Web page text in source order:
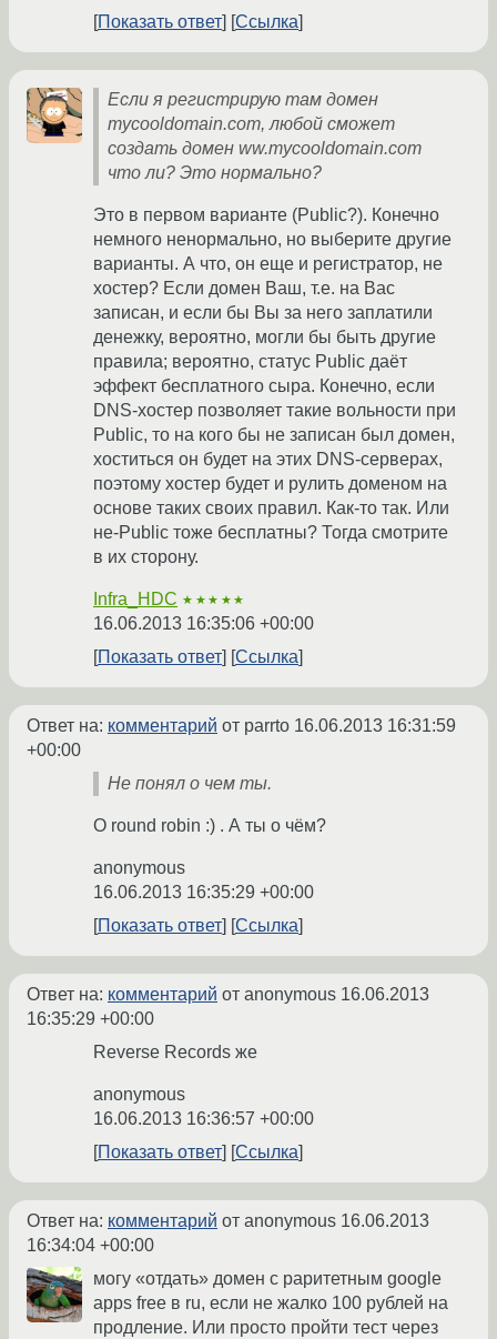
Показать ответ
Ссылка
Если я регистрирую там домен
mycooldomain.com, любой сможет
создать домен ww.mycooldomain.com
что ли? Это нормально?
Это в первом варианте (Public?). Конечно
немного ненормально, но выберите другие
варианты. А что, он еще и регистратор, не
хостер? Если домен Ваш, т.е. на Вас
записан, и если бы Вы за него заплатили
денежку, вероятно, могли бы быть другие
правила; вероятно, статус Public даёт
эффект бесплатного сыра. Конечно, если
DNS-хостер позволяет такие вольности при
Public, то на кого бы не записан был домен,
хоститься он будет на этих DNS-серверах,
поэтому хостер будет и рулить доменом на
основе таких своих правил. Как-то так. Или
не-Public тоже бесплатны? Тогда смотрите
в их сторону.
Infra_HDC ★★★★★
16.06.2013 16:35:06 +00:00
Показать ответ
Ссылка
Ответ на: комментарий от parrto 16.06.2013 16:31:59
+00:00
Не понял о чем ты.
О round robin :) . А ты о чём?
anonymous
16.06.2013 16:35:29 +00:00
Показать ответ
Ссылка
Ответ на: комментарий от anonymous 16.06.2013
16:35:29 +00:00
Reverse Records же
anonymous
16.06.2013 16:36:57 +00:00
Показать ответ
Ссылка
Ответ на: комментарий от anonymous 16.06.2013
16:34:04 +00:00
могу «отдать» домен с раритетным google
apps free в ru, если не жалко 100 рублей на
продление. Или просто пройти тест через